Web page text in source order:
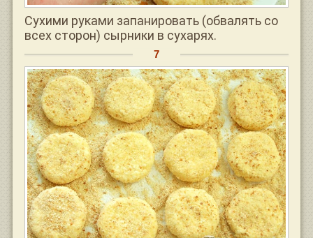
Сухими руками запанировать (обвалять со
всех сторон) сырники в сухарях.